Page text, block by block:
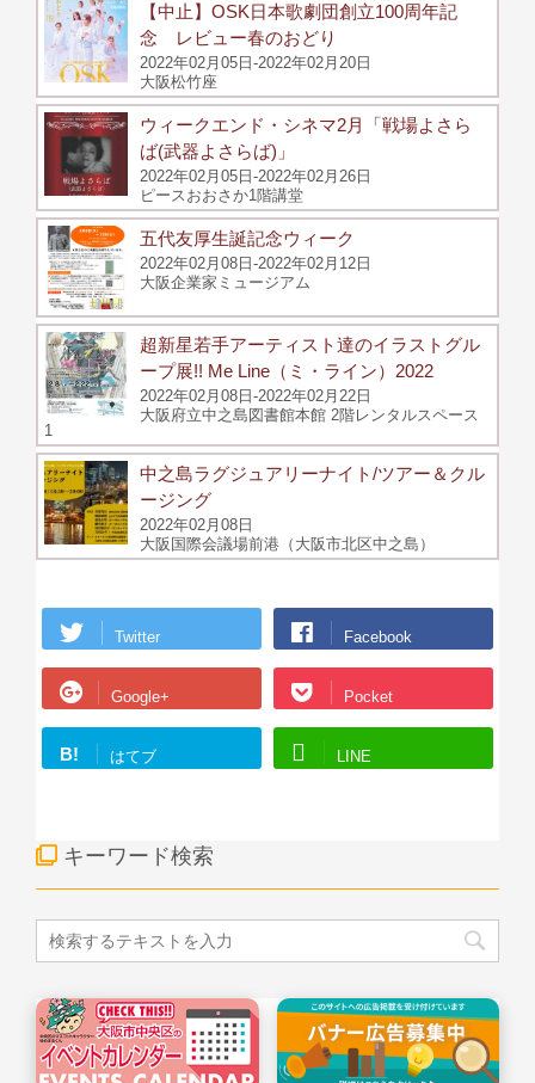
【中止】OSK日本歌劇団創立100周年記
念 レビュー春のおどり
2022年02月05日-2022年02月20日
大阪松竹座
ウィークエンド・シネマ2月「戦場よさら
ば(武器よさらば)」
2022年02月05日-2022年02月26日
ピースおおさか1階講堂
五代友厚生誕記念ウィーク
2022年02月08日-2022年02月12日
大阪企業家ミュージアム
超新星若手アーティスト達のイラストグル
ープ展!! Me Line（ミ・ライン）2022
2022年02月08日-2022年02月22日
大阪府立中之島図書館本館 2階レンタルスペース
1
中之島ラグジュアリーナイト/ツアー＆クル
ージング
2022年02月08日
大阪国際会議場前港（大阪市北区中之島）
Twitter Facebook
Google+ Pocket
B! はてブ LINE
キーワード検索